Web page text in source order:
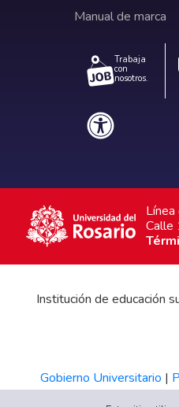
Manual de marca
Trabaja
con
nosotros.
Calle
Institución de educación
Gobierno Universitario |